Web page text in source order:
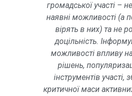
громадської участі –
наявні можливості (а
вірять в них) та не
доцільність.
можливості впливу
рішень,
інструментів участі,
критичної маси